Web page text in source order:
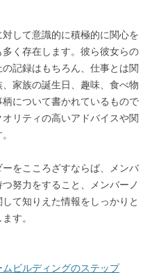
して意識的に積極的に関心を
く存在します。彼ら彼女らの
記録はもちろん、仕事とは関
家族の誕生日、趣味、食べ物
について書かれているもので
リティの高いアドバイスや関
をこころざすならば、メンバ
努力をすること、メンバーノ
て知りえた情報をしっかりと
す。
ビルディングのステップ